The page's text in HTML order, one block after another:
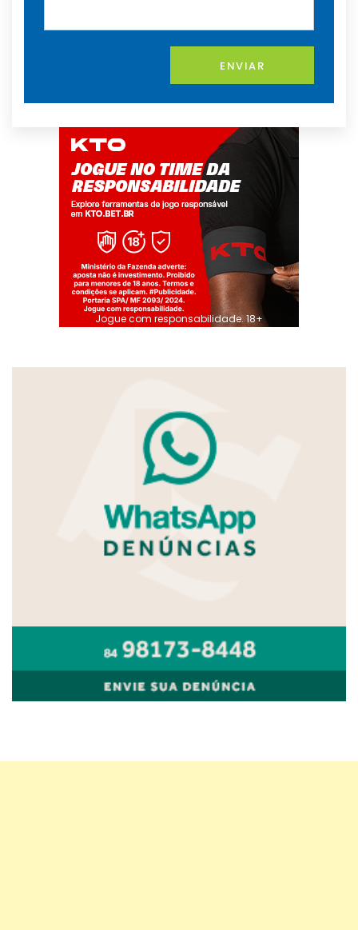
ENVIAR
Jogue com responsabilidade. 18+